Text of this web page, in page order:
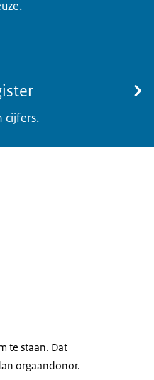
cijfers.
te staan. Dat
orgaandonor.